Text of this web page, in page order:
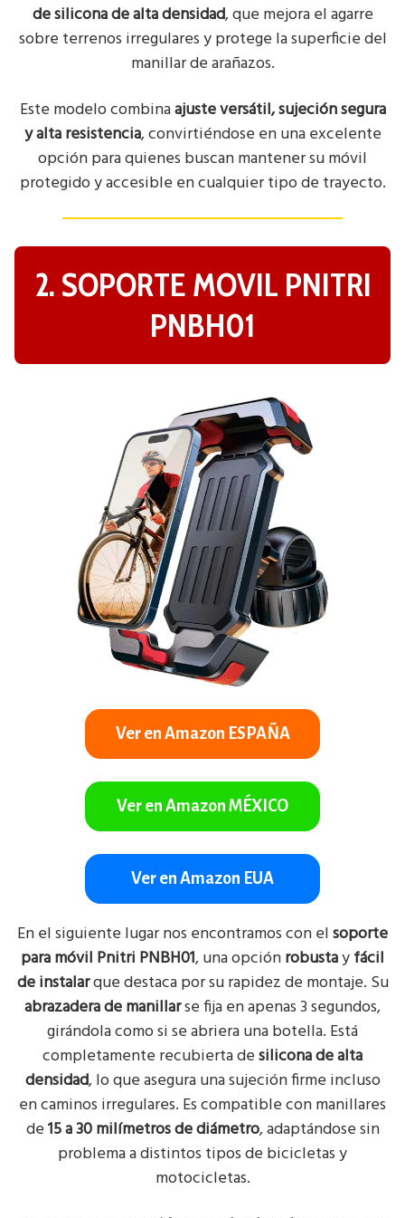
de silicona de alta densidad, que mejora el agarre
sobre terrenos irregulares y protege la superficie del
manillar de arañazos.
Este modelo combinaajuste versátil, sujeción segura
y alta resistencia, convirtiéndose en una excelente
opción para quienes buscan mantener su móvil
protegido y accesible en cualquier tipo de trayecto.
2. SOPORTE MOVIL PNITRI
PNBH01
Ver en Amazon ESPAÑA
Ver en Amazon MÉXICO
Ver en Amazon EUA
En el siguiente lugar nos encontramos con elsoporte
para móvil Pnitri PNBH01, una opciónrobustayfácil
de instalarque destaca por su rapidez de montaje. Su
abrazadera de manillarse fija en apenas 3 segundos,
girándola como si se abriera una botella. Está
completamente recubierta desilicona de alta
densidad, lo que asegura una sujeción firme incluso
en caminos irregulares. Es compatible con manillares
de15 a 30 milímetros de diámetro, adaptándose sin
problema a distintos tipos de bicicletas y
motocicletas.